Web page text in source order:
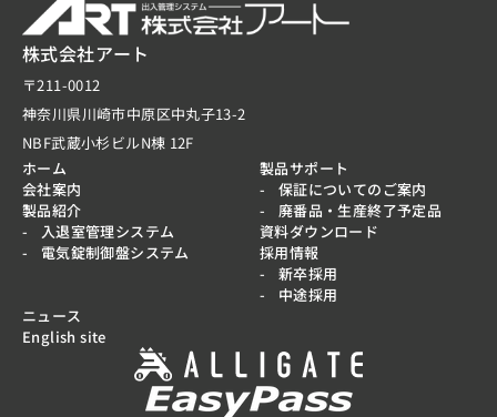
株式会社アート
〒211-0012
神奈川県川崎市中原区中丸子13-2
NBF武蔵小杉ビルN棟 12F
ホーム
会社案内
製品紹介
入退室管理システム
電気錠制御盤システム
製品サポート
保証についてのご案内
廃番品・生産終了予定品
資料ダウンロード
採用情報
新卒採用
中途採用
ニュース
English site